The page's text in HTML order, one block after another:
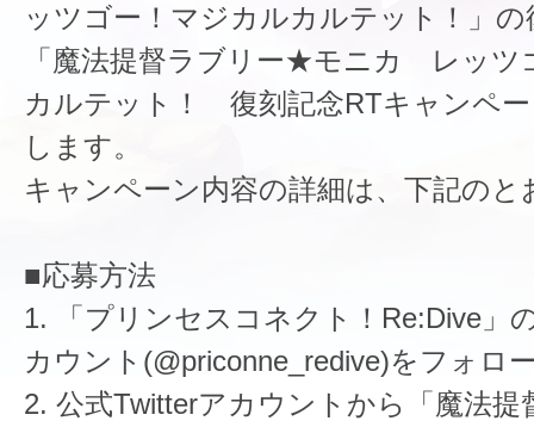
ッツゴー！マジカルカルテット！」
「魔法提督ラブリー★モニカ レッツ
カルテット！ 復刻記念RTキャンペ
します。
キャンペーン内容の詳細は、下記のと
■応募方法
1. 「プリンセスコネクト！Re:Dive」
カウント(@priconne_redive)をフォロ
2. 公式Twitterアカウントから「魔法